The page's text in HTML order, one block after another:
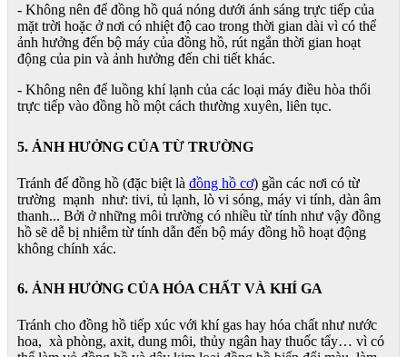
- Không nên để đồng hồ quá nóng dưới ánh sáng trực tiếp của
mặt trời hoặc ở nơi có nhiệt độ cao trong thời gian dài vì có thể
ảnh hưởng đến bộ máy của đồng hồ, rút ngắn thời gian hoạt
động của pin và ảnh hưởng đến chi tiết khác.
- Không nên để luồng khí lạnh của các loại máy điều hòa thổi
trực tiếp vào đồng hồ một cách thường xuyên, liên tục.
5. ẢNH HƯỞNG CỦA TỪ TRƯỜNG
Tránh để đồng hồ (đặc biệt là đồng hồ cơ) gần các nơi có từ
trường mạnh như: tivi, tủ lạnh, lò vi sóng, máy vi tính, dàn âm
thanh... Bởi ở những môi trường có nhiều từ tính như vậy đồng
hồ sẽ dễ bị nhiễm từ tính dẫn đến bộ máy đồng hồ hoạt động
không chính xác.
6. ẢNH HƯỞNG CỦA HÓA CHẤT VÀ KHÍ GA
Tránh cho đồng hồ tiếp xúc với khí gas hay hóa chất như nước
hoa, xà phòng, axit, dung môi, thủy ngân hay thuốc tẩy… vì có